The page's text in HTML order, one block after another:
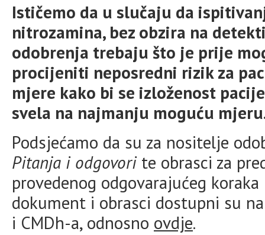
Ističemo da u slučaju da
nitrozamina, bez obzira na
odobrenja trebaju što je prije
procijeniti neposredni rizik za
mjere kako bi se izloženost
svela na najmanju moguću
Podsjećamo da su za nositelje
Pitanja i odgovorite obrasci za
provedenog odgovarajućeg
dokument i obrasci dostupni su
i CMDh-a, odnosno ovdje.